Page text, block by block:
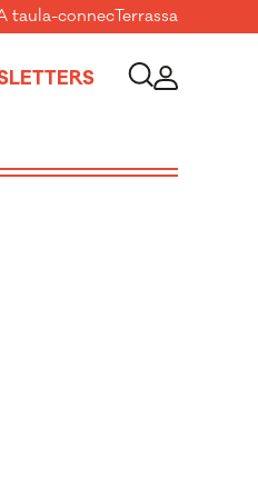
taula-connecTerrassa